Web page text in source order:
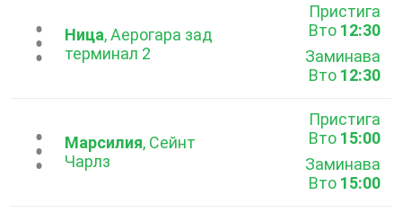
...
Ница, Аерогара зад
терминал 2
Пристига
Вто 12:30
Заминава
Вто 12:30
...Марсилия, Сейнт
Чарлз
Пристига
Вто 15:00
Заминава
Вто 15:00